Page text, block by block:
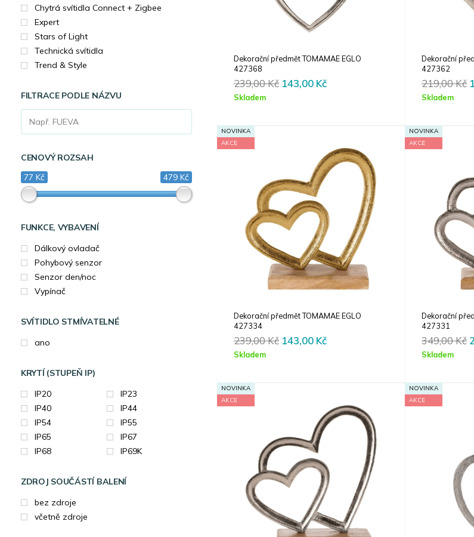
Chytrá svítidla Connect + Zigbee
Expert
Stars of Light
Technická svítidla
Trend & Style
FILTRACE PODLE NÁZVU
CENOVÝ ROZSAH
77 Kč
479 Kč
FUNKCE, VYBAVENÍ
Dálkový ovladač
Pohybový senzor
Senzor den/noc
Vypínač
SVÍTIDLO STMÍVATELNÉ
ano
KRYTÍ (STUPEŇ IP)
IP20
IP23
IP40
IP44
IP54
IP55
IP65
IP67
IP68
IP69K
ZDROJ SOUČÁSTÍ BALENÍ
bez zdroje
včetně zdroje
Dekorační předmět TOMAMAE EGLO
427368
239,00Kč Original
143,00 KčCurrent
Skladem
Dekorační
427362
219,00Kč
Skladem
NOVINKA
AKCE
Dekorační předmět TOMAMAE EGLO
427334
239,00Kč Original
143,00 KčCurrent
Skladem
NOVINKA
AKCE
Dekorační
427331
349,00Kč
Skladem
NOVINKA
AKCE
NOVINKA
AKCE